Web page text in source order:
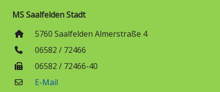
MS Saalfelden Stadt
5760 Saalfelden Almerstraße 4
06582 / 72466
06582 / 72466-40
E-Mail